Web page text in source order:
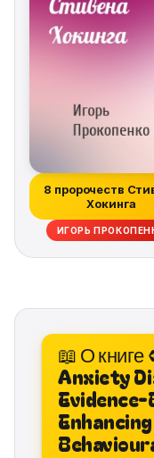
8 пророчеств
Хокинга
ИГОРЬ
📖 О
Anxiety